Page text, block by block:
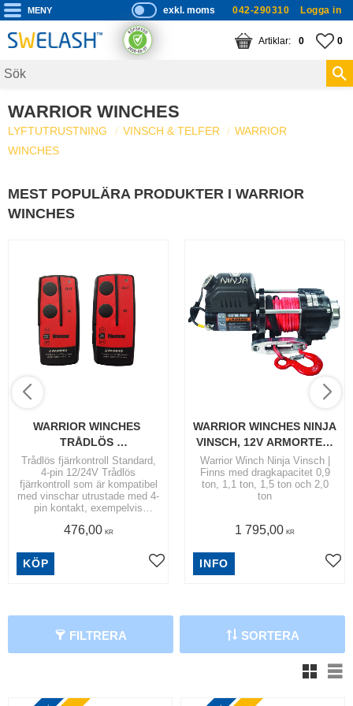
Meny
P
ri
s
s
a
exkl. moms 042-290310 Logga in
0
KUNDVAGN
ANTAL 0
WARRIOR WINCHES
LYFTUTRUSTNING VINSCH & TELFER
WARRIOR
WINCHES
MEST POPULÄRA PRODUKTER I WARRIOR
WINCHES
WARRIOR WINCHES
TRÅDLÖS
FJÄRRKONTROLL
STANDARD, 4-PIN 12/24V
Trådlös fjärrkontroll Standard,
4-pin 12/24V Trådlös
fjärrkontroll som är kompatibel
med vinschar utrustade med 4-
pin kontakt, exempelvis
och Samurai. Passar både
Mottagardosan ansluts enkelt
direkt till vinschen via 4-pin-
kontakten. Levereras med två
476,00 KR
KÖP
WARRIOR WINCHES NINJA
VINSCH, 12V ARMORTEK
SYNTET
Warrior Winch Ninja Vinsch |
Finns med dragkapacitet 0,9
ton, 1,1 ton, 1,5 ton och 2,0
ton
1 795,00 KR
INFO
FILTRERA SORTERA